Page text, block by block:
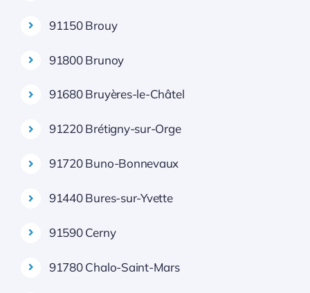
91150 Brouy
91800 Brunoy
91680 Bruyères-le-Châtel
91220 Brétigny-sur-Orge
91720 Buno-Bonnevaux
91440 Bures-sur-Yvette
91590 Cerny
91780 Chalo-Saint-Mars